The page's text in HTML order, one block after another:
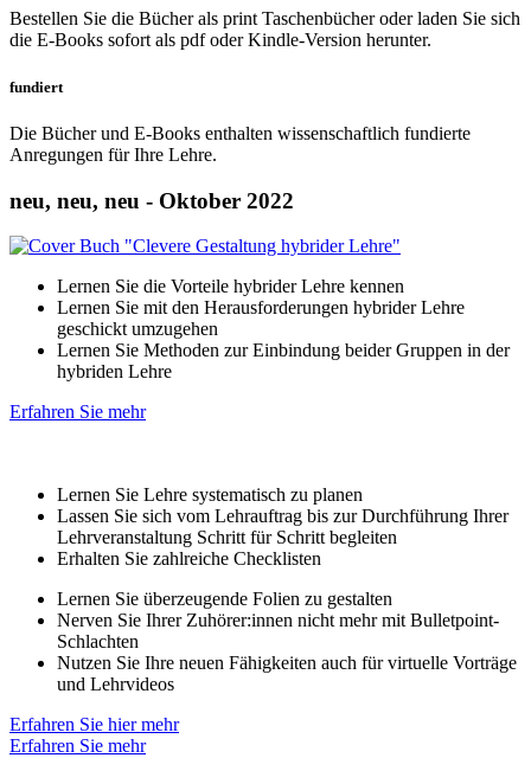
Bestellen Sie die Bücher als print Taschenbücher oder laden Sie sich
die E-Books sofort als pdf oder Kindle-Version herunter.
fundiert
Die Bücher und E-Books enthalten wissenschaftlich fundierte
Anregungen für Ihre Lehre.
neu, neu, neu - Oktober 2022
Lernen Sie die Vorteile hybrider Lehre kennen
Lernen Sie mit den Herausforderungen hybrider Lehre
geschickt umzugehen
Lernen Sie Methoden zur Einbindung beider Gruppen in der
hybriden Lehre
Erfahren Sie mehr
Lernen Sie Lehre systematisch zu planen
Lassen Sie sich vom Lehrauftrag bis zur Durchführung Ihrer
Lehrveranstaltung Schritt für Schritt begleiten
Erhalten Sie zahlreiche Checklisten
Lernen Sie überzeugende Folien zu gestalten
Nerven Sie Ihrer Zuhörer:innen nicht mehr mit Bulletpoint-
Schlachten
Nutzen Sie Ihre neuen Fähigkeiten auch für virtuelle Vorträge
und Lehrvideos
Erfahren Sie hier mehr
Erfahren Sie mehr